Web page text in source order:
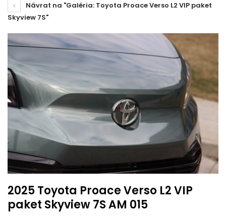
Návrat na "Galéria: Toyota Proace Verso L2 VIP paket
Skyview 7S"
2025 Toyota Proace Verso L2 VIP
paket Skyview 7S AM 015